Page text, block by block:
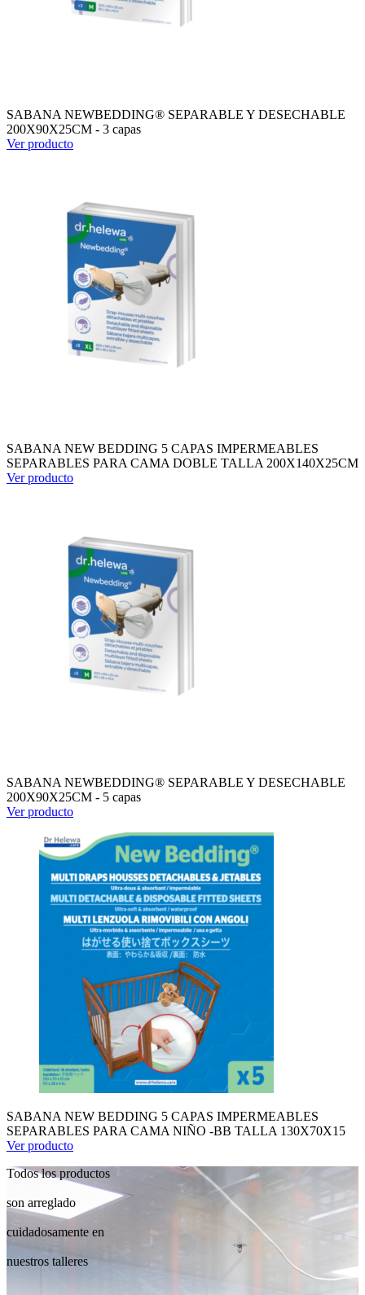
SABANA NEWBEDDING® SEPARABLE Y DESECHABLE
200X90X25CM - 3 capas
Ver producto
SABANA NEW BEDDING 5 CAPAS IMPERMEABLES
SEPARABLES PARA CAMA DOBLE TALLA 200X140X25CM
Ver producto
SABANA NEWBEDDING® SEPARABLE Y DESECHABLE
200X90X25CM - 5 capas
Ver producto
SABANA NEW BEDDING 5 CAPAS IMPERMEABLES
SEPARABLES PARA CAMA NIÑO -BB TALLA 130X70X15
Ver producto
Todos los productos
son arreglado
cuidadosamente en
nuestros talleres